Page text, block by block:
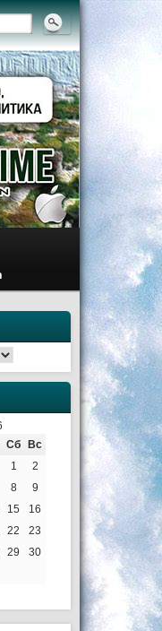
Сб
Вс
1
2
8
9
15
16
22
23
29
30